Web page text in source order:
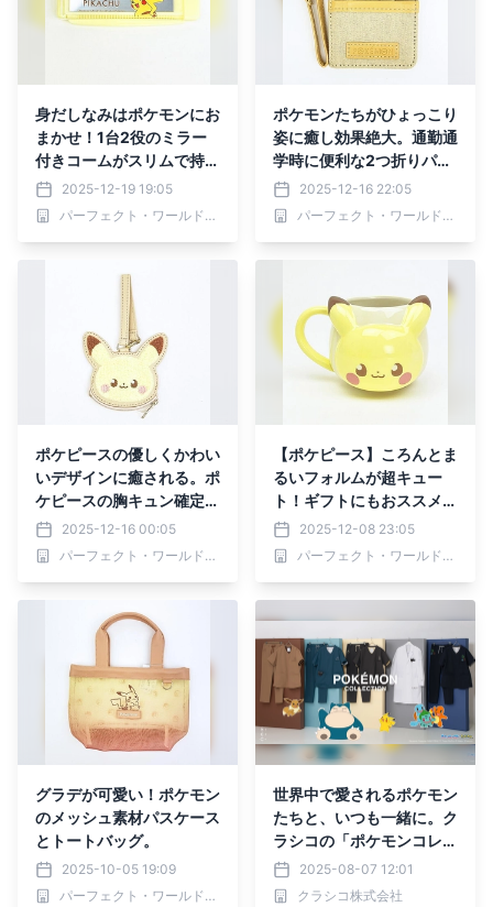
身だしなみはポケモンにお
まかせ！1台2役のミラー
付きコームがスリムで持ち
運びに便利
2025-12-19 19:05
パーフェクト・ワールド株式会社
ポケモンたちがひょっこり
姿に癒し効果絶大。通勤通
学時に便利な2つ折りパス
ケースです。
2025-12-16 22:05
パーフェクト・ワールド株式会社
ポケピースの優しくかわい
いデザインに癒される。ポ
ケピースの胸キュン確定な
ポーチです。
2025-12-16 00:05
パーフェクト・ワールド株式会社
【ポケピース】ころんとま
るいフォルムが超キュー
ト！ギフトにもおススメ
な、ピカチュウの癒やしフ
ェイスマグカップ
2025-12-08 23:05
パーフェクト・ワールド株式会社
グラデが可愛い！ポケモン
のメッシュ素材パスケース
とトートバッグ。
2025-10-05 19:09
パーフェクト・ワールド株式会社
世界中で愛されるポケモン
たちと、いつも一緒に。ク
ラシコの「ポケモンコレク
ション」第4弾、2025年8
月7日(木)発売決定！
2025-08-07 12:01
クラシコ株式会社